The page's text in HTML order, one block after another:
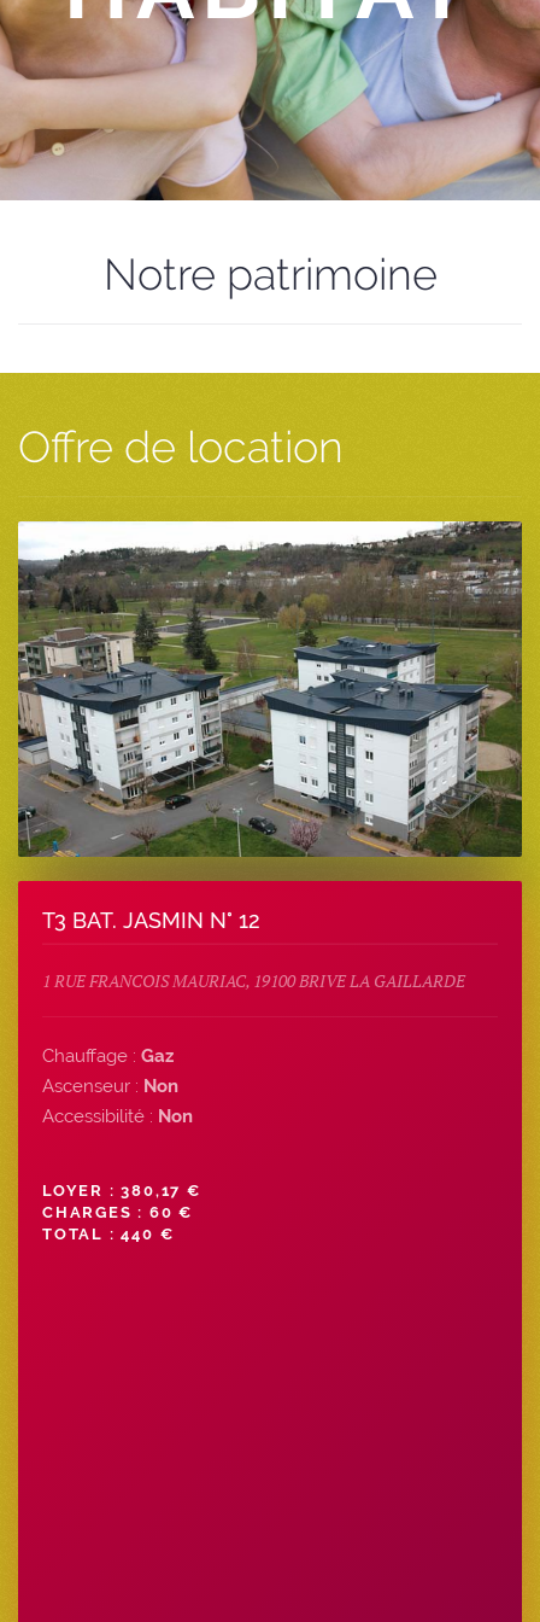
Notre patrimoine
Offre de location
T3 BAT. JASMIN N° 12
1 RUE FRANCOIS MAURIAC, 19100 BRIVE LA GAILLARDE
Chauffage : Gaz
Ascenseur : Non
Accessibilité : Non
LOYER : 380,17 €
CHARGES : 60 €
TOTAL : 440 €